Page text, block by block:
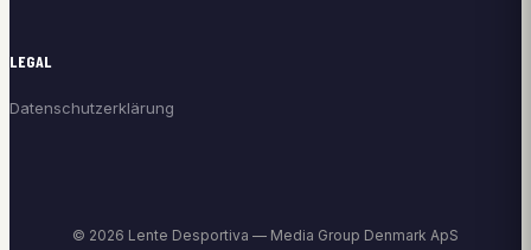
LEGAL
Datenschutzerklärung
© 2026 Lente Desportiva — Media Group Denmark ApS